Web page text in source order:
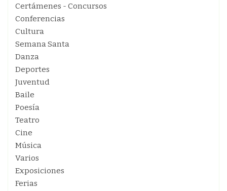
Certámenes - Concursos
Conferencias
Cultura
Semana Santa
Danza
Deportes
Juventud
Baile
Poesía
Teatro
Cine
Música
Varios
Exposiciones
Ferias